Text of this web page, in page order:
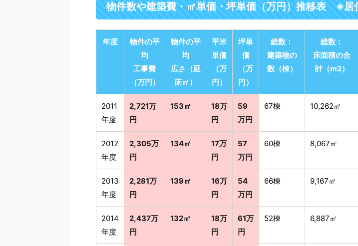
物件数や建築費・㎡単価・坪単価（万円）推移表 ※居
年度
物件の平
均
工事費
（万円）
物件の平
均
広さ（延
床㎡）
平米
単価
（万
円）
坪単
価
（万
円）
総数：
建築物の
数（棟）
総数：
床面積の合
計（m2）
2011
年度
2,721万
円
153㎡
18万
円
59
万円
67棟 10,262㎡
2012
年度
2,305万
円
134㎡
17万
円
57
万円
60棟 8,067㎡
2013
年度
2,281万
円
139㎡
16万
円
54
万円
66棟 9,167㎡
2014
年度
2,437万
円
132㎡
18万
円
61万
円
52棟 6,887㎡